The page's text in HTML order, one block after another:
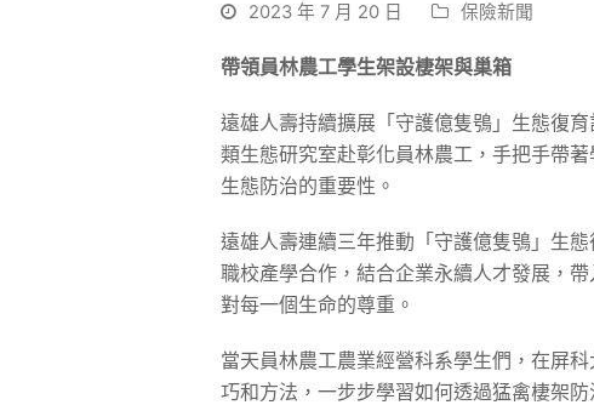
2023 年 7 月 20 日 保險新聞
帶領員林農工學生架設棲架與巢箱
遠雄人壽持續擴展「守護億隻鴞」生態復
類生態研究室赴彰化員林農工，手把手帶
生態防治的重要性。
遠雄人壽連續三年推動「守護億隻鴞」生
職校產學合作，結合企業永續人才發展，
對每一個生命的尊重。
當天員林農工農業經營科系學生們，在屏
巧和方法，一步步學習如何透過猛禽棲架